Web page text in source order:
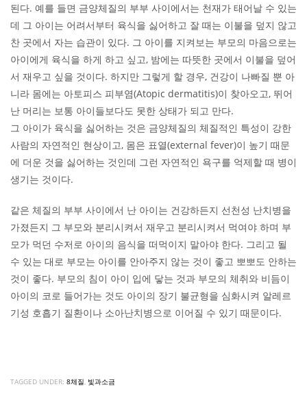
된다. 예를 들면 금양체질의 부부 사이에서는 천재가 태어날 수 있는
데 그 아이는 어려서부터 육식을 싫어하고 잘 때는 이불을 덮지 않고
찬 곳에서 자는 습관이 있다. 그 아이를 지켜보는 부모의 마음으로는
아이에게 육식을 하게 하고 싶고, 밤에는 따뜻한 곳에서 이불을 덮어
서 재우고 싶을 것이다. 하지만 그렇게 할 경우, 건강이 나빠질 뿐 아
니라 몸에는 아토피스 피부염(Atopic dermatitis)이 찾아오고, 뛰어
난 머리는 보통 아이들보다도 못한 상태가 되고 만다.
그 아이가 육식을 싫어하는 것은 금양체질의 체질적인 특성이 강한
사람의 자연적인 현상이고, 몸은 표열(external fever)이 높기 때문
에 더운 것을 싫어하는 것인데 그런 자연적인 욕구를 억제할 때 병이
생기는 것이다.
같은 체질의 부부 사이에서 난 아이는 건강하든지 선천성 난치병을
가졌든지 그 부모와 분리시켜서 재우고 분리시켜서 먹여야 하며 부
모가 먹던 수저로 아이의 음식을 떠먹이지 말아야 한다. 그리고 될
수 있는 대로 부모는 아이를 안아주지 않는 것이 좋고 뽀뽀도 안하는
것이 좋다. 부모의 침이 아이 입에 닿는 것과 부모의 체취와 비듬이
아이의 코로 들어가는 것도 아이의 장기 불균형을 심화시켜 알레르
기성 호흡기 질환이나 소아난치병으로 이어질 수 있기 때문이다.
TAGGED UNDER: 8체질, 빛과소금